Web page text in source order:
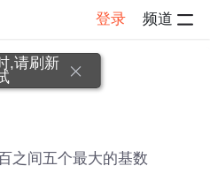
登录 频道
之间五个最大的基数
,请刷新